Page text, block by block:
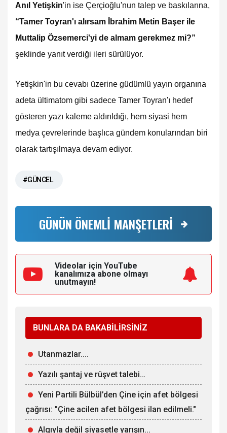
Anıl Yetişkin'in ise Çerçioğlu'nun talep ve baskılarına,
“Tamer Toyran'ı alırsam İbrahim Metin Başer ile
Muttalip Özsemerci'yi de almam gerekmez mi?”
şeklinde yanıt verdiği ileri sürülüyor.
Yetişkin'in bu cevabı üzerine güdümlü yayın organına
adeta ültimatom gibi sadece Tamer Toyran'ı hedef
gösteren yazı kaleme aldırıldığı, hem siyasi hem
medya çevrelerinde başlıca gündem konularından biri
olarak tartışılmaya devam ediyor.
#GÜNCEL
GÜNÜN ÖNEMLİ MANŞETLERİ
Videolar için YouTube
kanalımıza abone olmayı
unutmayın!
BUNLARA DA BAKABİLİRSİNİZ
Utanmazlar....
Yazılı şantaj ve rüşvet talebi…
Yeni Partili Bülbül’den Çine için afet bölgesi
çağrısı: "Çine acilen afet bölgesi ilan edilmeli."
Algıyla değil siyasetle yarışın...